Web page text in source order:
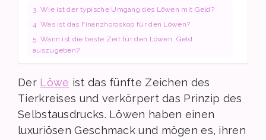
3. Wie ist der typische Umgang des Löwen mit Geld?
4. Was ist das Finanzhoroskop für den Löwen?
5. Wann ist die beste Zeit für den Löwen, Geld
auszugeben?
Der Löwe ist das fünfte Zeichen des
Tierkreises und verkörpert das Prinzip des
Selbstausdrucks. Löwen haben einen
luxuriösen Geschmack und mögen es, ihren